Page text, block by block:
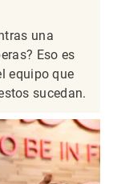
una
Eso es
equipo que
sucedan.